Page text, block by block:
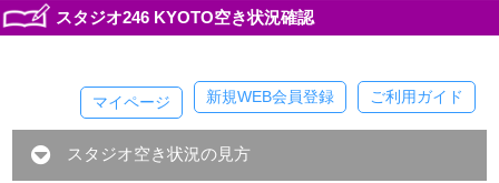
スタジオ246 KYOTO空き状況確認
ご利用ガイド
新規WEB会員登録
マイページ
スタジオ空き状況の見方